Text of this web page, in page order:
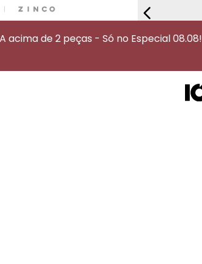
acima de 2 peças - Só no Especial 08.08!